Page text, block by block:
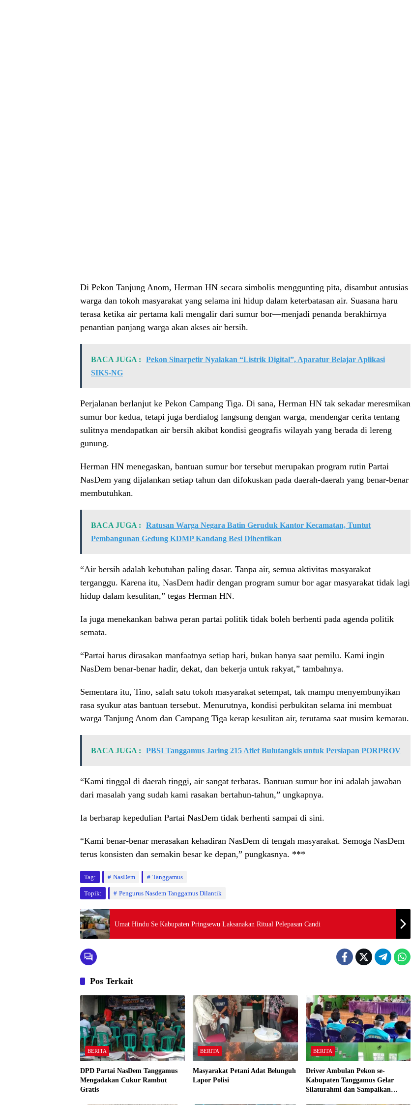
Di Pekon Tanjung Anom, Herman HN secara simbolis menggunting pita, disambut antusias
warga dan tokoh masyarakat yang selama ini hidup dalam keterbatasan air. Suasana haru
terasa ketika air pertama kali mengalir dari sumur bor—menjadi penanda berakhirnya
penantian panjang warga akan akses air bersih.
BACA JUGA :
Pekon Sinarpetir Nyalakan “Listrik Digital”, Aparatur Belajar Aplikasi
SIKS-NG
Perjalanan berlanjut ke Pekon Campang Tiga. Di sana, Herman HN tak sekadar meresmikan
sumur bor kedua, tetapi juga berdialog langsung dengan warga, mendengar cerita tentang
sulitnya mendapatkan air bersih akibat kondisi geografis wilayah yang berada di lereng
gunung.
Herman HN menegaskan, bantuan sumur bor tersebut merupakan program rutin Partai
NasDem yang dijalankan setiap tahun dan difokuskan pada daerah-daerah yang benar-benar
membutuhkan.
BACA JUGA :
Ratusan Warga Negara Batin Geruduk Kantor Kecamatan, Tuntut
Pembangunan Gedung KDMP Kandang Besi Dihentikan
“Air bersih adalah kebutuhan paling dasar. Tanpa air, semua aktivitas masyarakat
terganggu. Karena itu, NasDem hadir dengan program sumur bor agar masyarakat tidak lagi
hidup dalam kesulitan,” tegas Herman HN.
Ia juga menekankan bahwa peran partai politik tidak boleh berhenti pada agenda politik
semata.
“Partai harus dirasakan manfaatnya setiap hari, bukan hanya saat pemilu. Kami ingin
NasDem benar-benar hadir, dekat, dan bekerja untuk rakyat,” tambahnya.
Sementara itu, Tino, salah satu tokoh masyarakat setempat, tak mampu menyembunyikan
rasa syukur atas bantuan tersebut. Menurutnya, kondisi perbukitan selama ini membuat
warga Tanjung Anom dan Campang Tiga kerap kesulitan air, terutama saat musim kemarau.
BACA JUGA : PBSI Tanggamus Jaring 215 Atlet Bulutangkis untuk Persiapan PORPROV
“Kami tinggal di daerah tinggi, air sangat terbatas. Bantuan sumur bor ini adalah jawaban
dari masalah yang sudah kami rasakan bertahun-tahun,” ungkapnya.
Ia berharap kepedulian Partai NasDem tidak berhenti sampai di sini.
“Kami benar-benar merasakan kehadiran NasDem di tengah masyarakat. Semoga NasDem
terus konsisten dan semakin besar ke depan,” pungkasnya. ***
Tag: NasDem Tanggamus
Topik: Pengurus Nasdem Tanggamus Dilantik
Umat Hindu Se Kabupaten Pringsewu Laksanakan Ritual Pelepasan Candi
Pos Terkait
BERITA
DPD Partai NasDem Tanggamus
Mengadakan Cukur Rambut
Gratis
BERITA
Masyarakat Petani Adat Belunguh
Lapor Polisi
BERITA
Driver Ambulan Pekon se-
Kabupaten Tanggamus Gelar
Silaturahmi dan Sampaikan